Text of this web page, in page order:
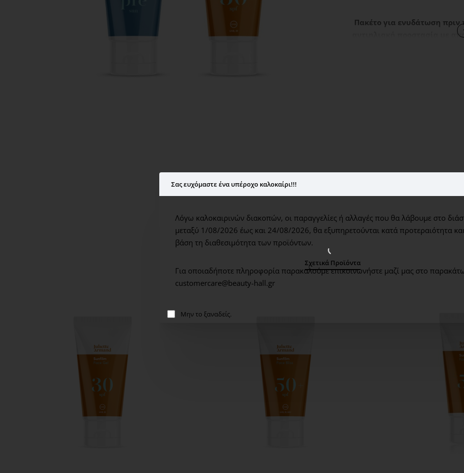
Σας ευχόμαστε ένα υπέροχο καλοκαίρι!!!
Λόγω καλοκαιρινών διακοπών, οι παραγγελίες ή αλλαγές που θα λάβουμε στο
μεταξύ 1/08/2026 έως και 24/08/2026, θα εξυπηρετούνται κατά προτεραιότητα
βάση τη διαθεσιμότητα των προϊόντων.
Για οποιαδήποτε πληροφορία παρακαλούμε επικοινωνήστε μαζί μας στο
customercare@beauty-hall.gr
Μην το ξαναδείς.
Πακέτο για ενυδάτωση πριν
αντιηλιακή προστασία με
Σχετικά Προϊόντα